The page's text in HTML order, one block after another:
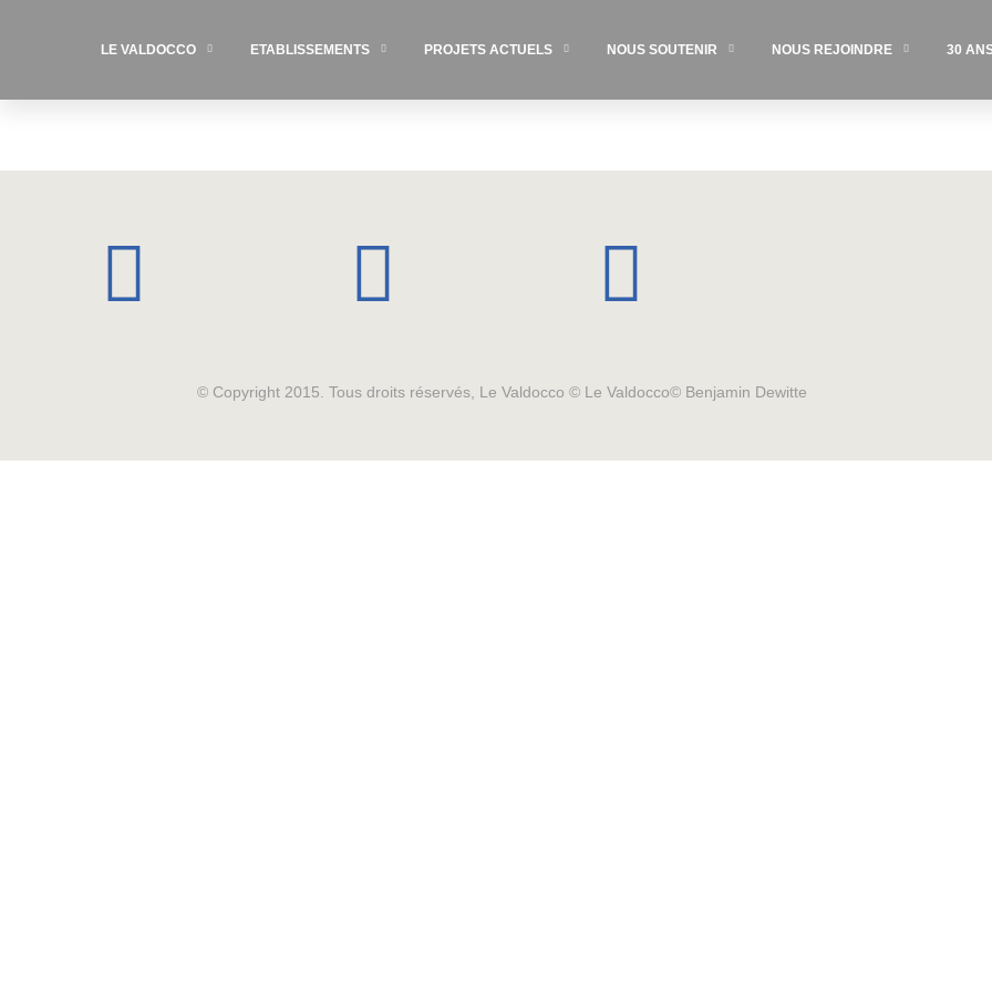
LE VALDOCCO ETABLISSEMENTS PROJETS ACTUELS NOUS SOUTENIR NOUS REJOINDRE 30
© Copyright 2015. Tous droits réservés, Le Valdocco © Le Valdocco© Benjamin Dewitte